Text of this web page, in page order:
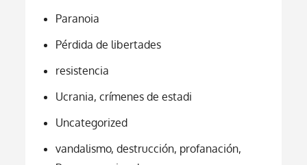
Paranoia
Pérdida de libertades
resistencia
Ucrania, crímenes de estadi
Uncategorized
vandalismo, destrucción, profanación,